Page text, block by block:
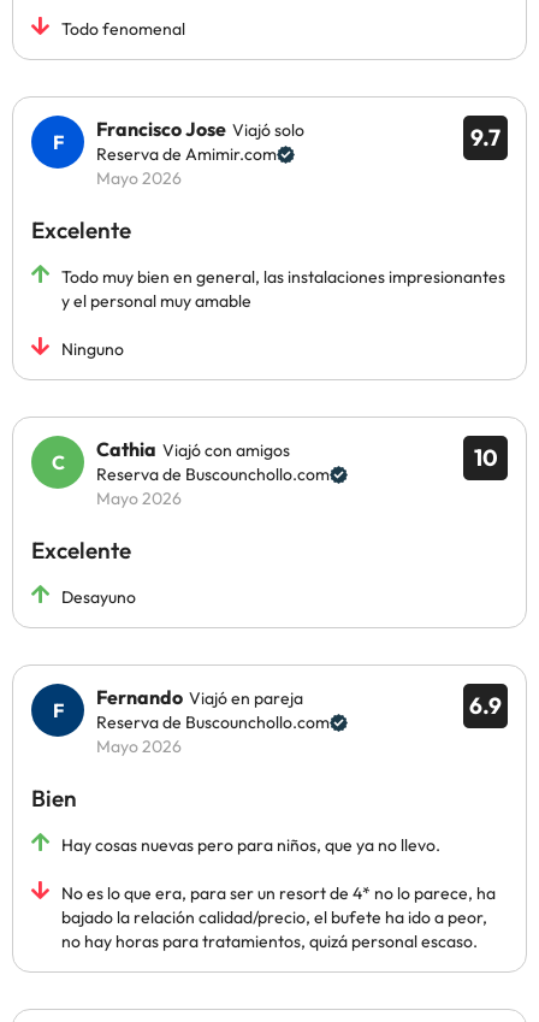
Todo fenomenal
9.7
Francisco Jose Viajó solo
Reserva de Amimir.com
Mayo 2026
Excelente
Todo muy bien en general, las instalaciones impresionantes
y el personal muy amable
Ninguno
10
Cathia Viajó con amigos
Reserva de Buscounchollo.com
Mayo 2026
Excelente
Desayuno
6.9
Fernando Viajó en pareja
Reserva de Buscounchollo.com
Mayo 2026
Bien
Hay cosas nuevas pero para niños, que ya no llevo.
No es lo que era, para ser un resort de 4* no lo parece, ha
bajado la relación calidad/precio, el bufete ha ido a peor,
no hay horas para tratamientos, quizá personal escaso.